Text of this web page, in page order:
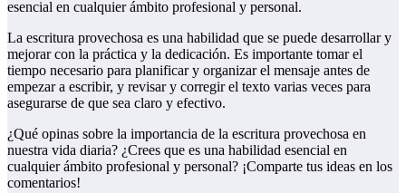
esencial en cualquier ámbito profesional y personal.
La escritura provechosa es una habilidad que se puede desarrollar y
mejorar con la práctica y la dedicación. Es importante tomar el
tiempo necesario para planificar y organizar el mensaje antes de
empezar a escribir, y revisar y corregir el texto varias veces para
asegurarse de que sea claro y efectivo.
¿Qué opinas sobre la importancia de la escritura provechosa en
nuestra vida diaria? ¿Crees que es una habilidad esencial en
cualquier ámbito profesional y personal? ¡Comparte tus ideas en los
comentarios!